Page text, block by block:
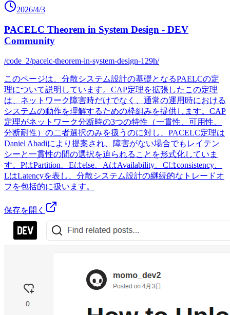
2026/4/3
PACELC Theorem in System Design - DEV
Community
/code_2/pacelc-theorem-in-system-design-129h/
このページは、分散システム設計の基礎となるPAELCの定
理について説明しています。CAP定理を拡張したこの定理
は、ネットワーク障害時だけでなく、通常の運用時における
システムの動作を理解するための枠組みを提供します。CAP
定理がネットワーク分断時の3つの特性（一貫性、可用性、
分断耐性）の二者選択のみを扱うのに対し、PACELC定理は
Daniel Abadiにより提案され、障害がない場合でもレイテン
シーと一貫性の間の選択を迫られることを形式化していま
す。PはPartition、Eはelse、AはAvailability、Cはconsistency、
LはLatencyを表し、分散システム設計の継続的なトレードオ
フを包括的に扱います。
保存を開く